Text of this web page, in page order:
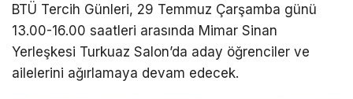
BTÜ Tercih Günleri, 29 Temmuz Çarşamba günü
13.00-16.00 saatleri arasında Mimar Sinan
Yerleşkesi Turkuaz Salon’da aday öğrenciler ve
ailelerini ağırlamaya devam edecek.